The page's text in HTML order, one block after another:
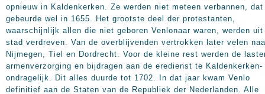
opnieuw in Kaldenkerken. Ze werden niet meteen verbannen, dat
gebeurde wel in 1655. Het grootste deel der protestanten,
waarschijnlijk allen die niet geboren Venlonaar waren, werden uit
stad verdreven. Van de overblijvenden vertrokken later velen
Nijmegen, Tiel en Dordrecht. Voor de kleine rest werden de
armenverzorging en bijdragen aan de eredienst te Kaldenkerken-
ondragelijk. Dit alles duurde tot 1702. In dat jaar kwam Venlo
definitief aan de Staten van de Republiek der Nederlanden. Alle